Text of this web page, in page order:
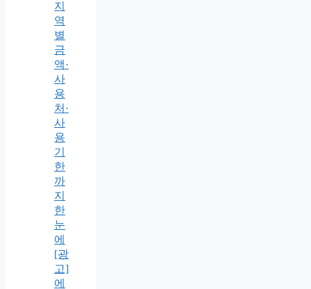
지
역
별
금
액·
사
용
처·
사
용
기
한
까
지
한
눈
에
[광
고]
에